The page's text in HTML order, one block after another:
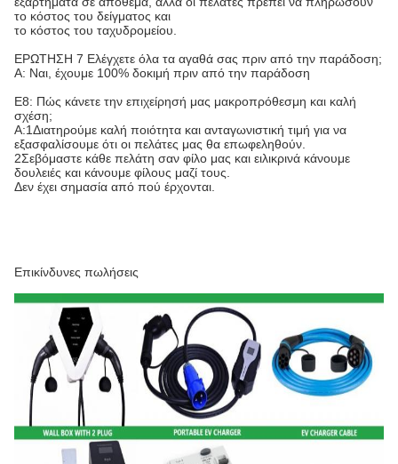
το κόστος του δείγματος και
το κόστος του ταχυδρομείου.
ΕΡΩΤΗΣΗ 7 Ελέγχετε όλα τα αγαθά σας πριν από την παράδοση;
Α: Ναι, έχουμε 100% δοκιμή πριν από την παράδοση
Ε8: Πώς κάνετε την επιχείρησή μας μακροπρόθεσμη και καλή
σχέση;
Α:1Διατηρούμε καλή ποιότητα και ανταγωνιστική τιμή για να
εξασφαλίσουμε ότι οι πελάτες μας θα επωφεληθούν.
2Σεβόμαστε κάθε πελάτη σαν φίλο μας και ειλικρινά κάνουμε
δουλειές και κάνουμε φίλους μαζί τους.
Δεν έχει σημασία από πού έρχονται.
Επικίνδυνες πωλήσεις